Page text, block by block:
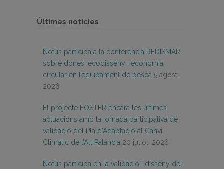
Últimes notícies
Notus participa a la conferència REDISMAR
sobre dones, ecodisseny i economia
circular en l’equipament de pesca 5 agost,
2026
El projecte FOSTER encara les últimes
actuacions amb la jornada participativa de
validació del Pla d’Adaptació al Canvi
Climàtic de l’Alt Palància 20 juliol, 2026
Notus participa en la validació i disseny del